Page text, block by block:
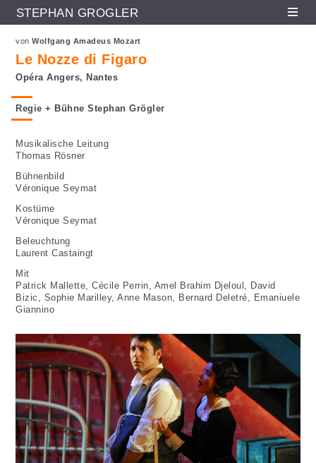
Direkt zum Inhalt
STEPHAN GRÖGLER De
von Wolfgang Amadeus Mozart
Le Nozze di Figaro
Opéra Angers, Nantes
Regie + Bühne Stephan Grögler
Musikalische Leitung
Thomas Rösner
Bühnenbild
Véronique Seymat
Kostüme
Véronique Seymat
Beleuchtung
Laurent Castaingt
Mit
Patrick Mallette, Cécile Perrin, Amel Brahim Djeloul, David
Bizic, Sophie Marilley, Anne Mason, Bernard Deletré, Emaniuele
Giannino